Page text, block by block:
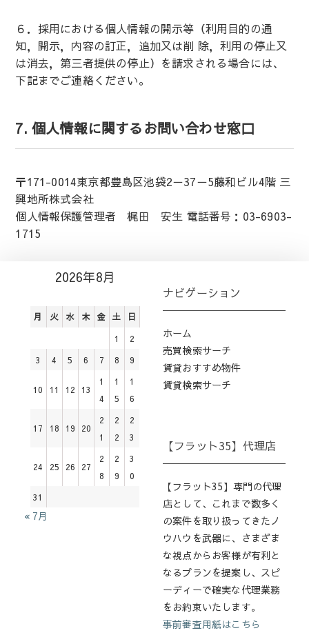
６．採用における個人情報の開示等（利用目的の通
知，開示，内容の訂正，追加又は削 除，利用の停止又
は消去，第三者提供の停止）を請求される場合には、
下記までご連絡ください。
7. 個人情報に関するお問い合わせ窓口
〒171-0014東京都豊島区池袋2－37－5藤和ビル4階 三
興地所株式会社
個人情報保護管理者 梶田 安生 電話番号：03-6903-
1715
2026年8月
月 火 水 木 金 土 日
1
2
3
4 5 6 7 8 9
10 11 12 13
1
4
1
5
1
6
17 18 19 20
2
1
2
2
2
3
24 25 26 27
2
8
2
9
3
0
31
« 7月
ナビゲーション
ホーム
売買検索サーチ
賃貸おすすめ物件
賃貸検索サーチ
【フラット35】代理店
【フラット35】専門の代理
店として、これまで数多く
の案件を取り扱ってきたノ
ウハウを武器に、さまざま
な視点からお客様が有利と
なるプランを提案し、スピ
ーディーで確実な代理業務
をお約束いたします。
事前審査用紙はこちら